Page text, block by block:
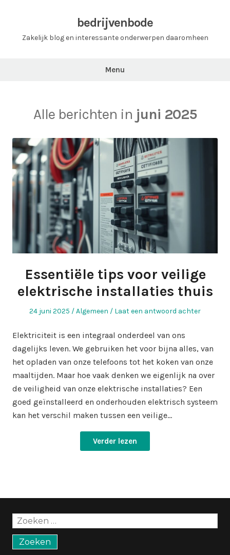
bedrijvenbode
Zakelijk blog en interessante onderwerpen daaromheen
Menu
Alle berichten in juni 2025
Essentiële tips voor veilige
elektrische installaties thuis
Geplaatst
24 juni 2025
Geplaatst
Algemeen Laat een antwoord achter
Elektriciteit is een integraal onderdeel van ons
dagelijks leven. We gebruiken het voor bijna alles, van
het opladen van onze telefoons tot het koken van onze
maaltijden. Maar hoe vaak denken we eigenlijk na over
de veiligheid van onze elektrische installaties? Een
goed geïnstalleerd en onderhouden elektrisch systeem
kan het verschil maken tussen een veilige…
Verder lezen
Zoeken
naar: